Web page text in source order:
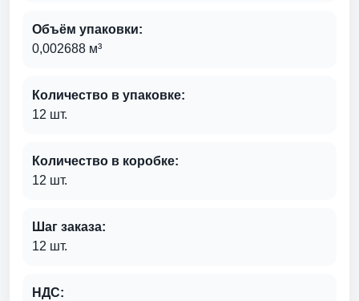
Объём упаковки:
0,002688 м³
Количество в упаковке:
12 шт.
Количество в коробке:
12 шт.
Шаг заказа:
12 шт.
НДС: